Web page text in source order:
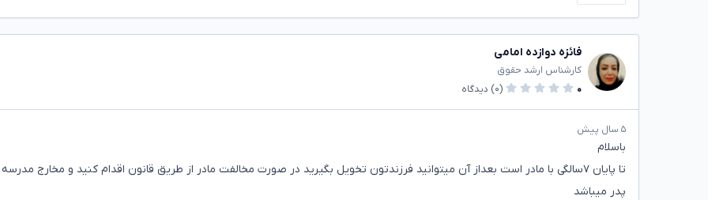
فائزه دوازده امامی
کارشناس ارشد حقوق
۰
(۰) دیدگاه
۵ سال پیش
باسلام
تا پایان ۷سالگی با مادر است بعداز آن میتوانید فرزندتون تخویل بگیرید در صورت مخالفت مادر از طریق قانون اقدام کنید و مخارج
پدر میباشد